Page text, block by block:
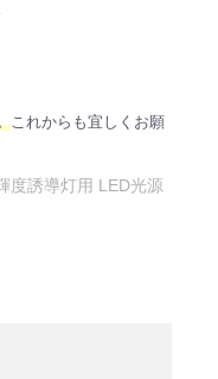
これからも宜しくお願
度誘導灯用 LED光源